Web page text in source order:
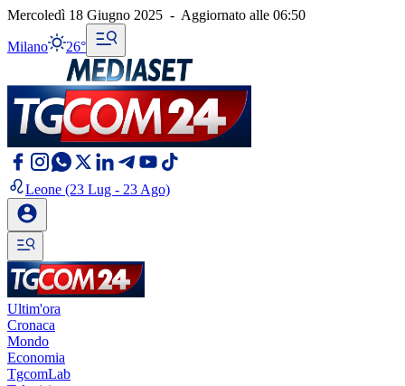
Mercoledì 18 Giugno 2025 - Aggiornato alle 06:50
Milano 26°
Leone (23 Lug - 23 Ago)
Ultim'ora
Cronaca
Mondo
Economia
TgcomLab